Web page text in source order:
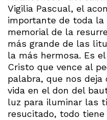
Vigilia Pascual, el
importante de toda
memorial de la
más grande de las
la más hermosa. Es
Cristo que vence al
palabra, que nos
vida en el don del
luz para iluminar las
resucitado, todo tiene